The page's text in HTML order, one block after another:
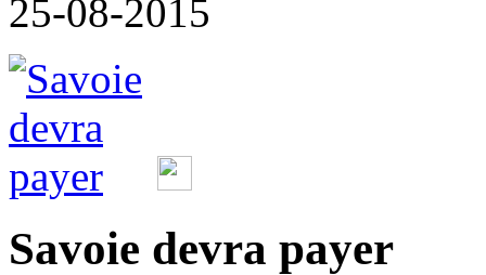
25-08-2015
Savoie devra payer